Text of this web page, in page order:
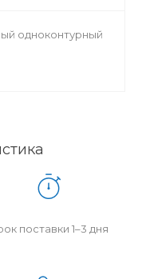
одноконтурный
поставки 1–3 дня